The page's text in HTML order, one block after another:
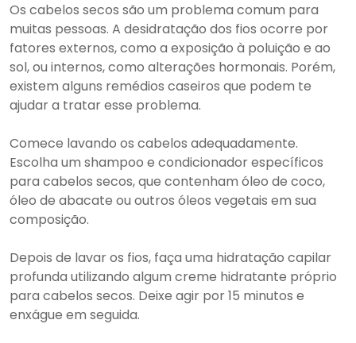
Os cabelos secos são um problema comum para
muitas pessoas. A desidratação dos fios ocorre por
fatores externos, como a exposição à poluição e ao
sol, ou internos, como alterações hormonais. Porém,
existem alguns remédios caseiros que podem te
ajudar a tratar esse problema.
Comece lavando os cabelos adequadamente.
Escolha um shampoo e condicionador específicos
para cabelos secos, que contenham óleo de coco,
óleo de abacate ou outros óleos vegetais em sua
composição.
Depois de lavar os fios, faça uma hidratação capilar
profunda utilizando algum creme hidratante próprio
para cabelos secos. Deixe agir por 15 minutos e
enxágue em seguida.